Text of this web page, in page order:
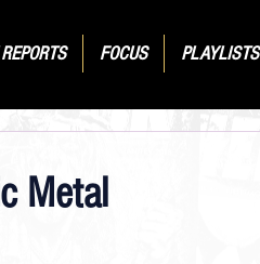
FOCUS PLAYLISTS
Metal